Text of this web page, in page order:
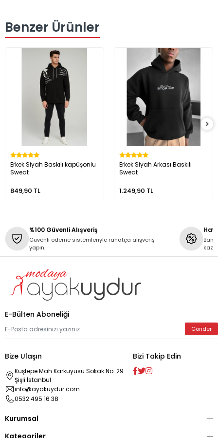
Benzer Ürünler
Erkek Siyah Baskılı kapüşonlu
Sweat
849,90 TL
Erkek Siyah Arkası Baskılı
Sweat
1.249,90 TL
%100 Güvenli Alışveriş
Güvenli ödeme sistemleriyle rahatça alışveriş
yapın.
E-Bülten Aboneliği
Gönder
Bize Ulaşın
Kuştepe Mah.Karkuyusu Sokak No: 29
Şişli İstanbul
info@ayakuydur.com
0532 495 16 38
Bizi Takip Edin
Kurumsal